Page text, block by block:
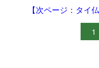
【次ページ：タイ
1